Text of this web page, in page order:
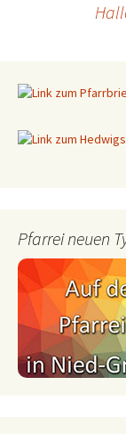
Pfarrei neuen